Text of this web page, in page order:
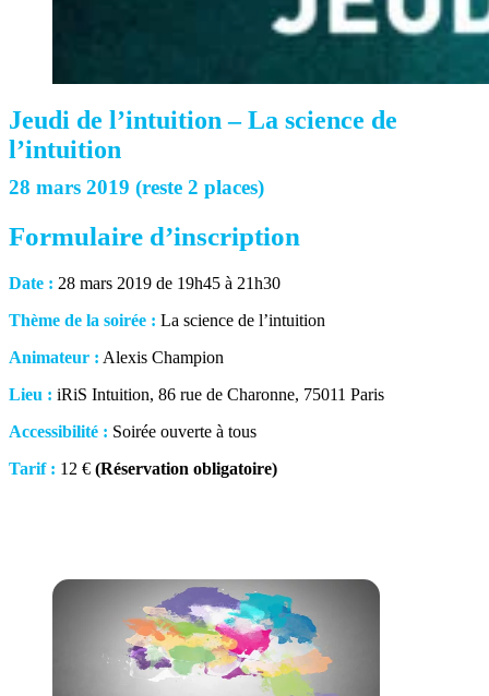
Jeudi de l’intuition – La science de
l’intuition
28 mars 2019 (reste 2 places)
Formulaire d’inscription
Date : 28 mars 2019 de 19h45 à 21h30
Thème de la soirée : La science de l’intuition
Animateur : Alexis Champion
Lieu : iRiS Intuition, 86 rue de Charonne, 75011 Paris
Accessibilité : Soirée ouverte à tous
Tarif : 12 € (Réservation obligatoire)